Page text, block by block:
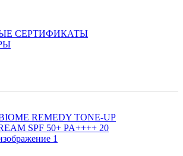
СЕРТИФИКАТЫ